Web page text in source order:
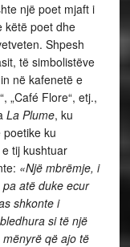
një poet mjaft i
këtë poet dhe
Shpesh
të simbolistëve
në kafenetë e
„Café Flore“, etj.,
La Plume, ku
ku
tij kushtuar
«Një mbrëmje, i
atë duke ecur
shkonte i
si të një
që ajo të